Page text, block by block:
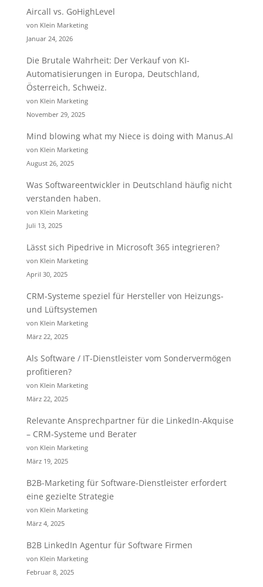
Aircall vs. GoHighLevel
von Klein Marketing
Januar 24, 2026
Die Brutale Wahrheit: Der Verkauf von KI-
Automatisierungen in Europa, Deutschland,
Österreich, Schweiz.
von Klein Marketing
November 29, 2025
Mind blowing what my Niece is doing with Manus.AI
von Klein Marketing
August 26, 2025
Was Softwareentwickler in Deutschland häufig nicht
verstanden haben.
von Klein Marketing
Juli 13, 2025
Lässt sich Pipedrive in Microsoft 365 integrieren?
von Klein Marketing
April 30, 2025
CRM-Systeme speziel für Hersteller von Heizungs-
und Lüftsystemen
von Klein Marketing
März 22, 2025
Als Software / IT-Dienstleister vom Sondervermögen
profitieren?
von Klein Marketing
März 22, 2025
Relevante Ansprechpartner für die LinkedIn-Akquise
– CRM-Systeme und Berater
von Klein Marketing
März 19, 2025
B2B-Marketing für Software-Dienstleister erfordert
eine gezielte Strategie
von Klein Marketing
März 4, 2025
B2B LinkedIn Agentur für Software Firmen
von Klein Marketing
Februar 8, 2025